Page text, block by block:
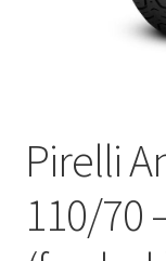
Pirelli
110/70